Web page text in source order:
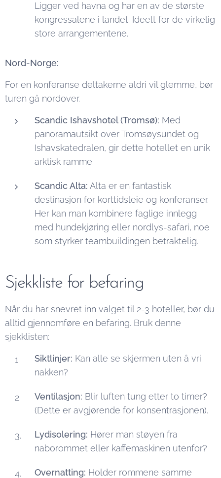
Ligger ved havna og har en av de største
kongressalene i landet. Ideelt for de virkelig
store arrangementene.
Nord-Norge:
For en konferanse deltakerne aldri vil glemme, bør
turen gå nordover.
Scandic Ishavshotel (Tromsø): Med
panoramautsikt over Tromsøysundet og
Ishavskatedralen, gir dette hotellet en unik
arktisk ramme.
Scandic Alta: Alta er en fantastisk
destinasjon for korttidsleie og konferanser.
Her kan man kombinere faglige innlegg
med hundekjøring eller nordlys-safari, noe
som styrker teambuildingen betraktelig.
Sjekkliste for befaring
Når du har snevret inn valget til 2-3 hoteller, bør du
alltid gjennomføre en befaring. Bruk denne
sjekklisten:
Siktlinjer: Kan alle se skjermen uten å vri
nakken?
Ventilasjon: Blir luften tung etter to timer?
(Dette er avgjørende for konsentrasjonen).
Lydisolering: Hører man støyen fra
naborommet eller kaffemaskinen utenfor?
Overnatting: Holder rommene samme